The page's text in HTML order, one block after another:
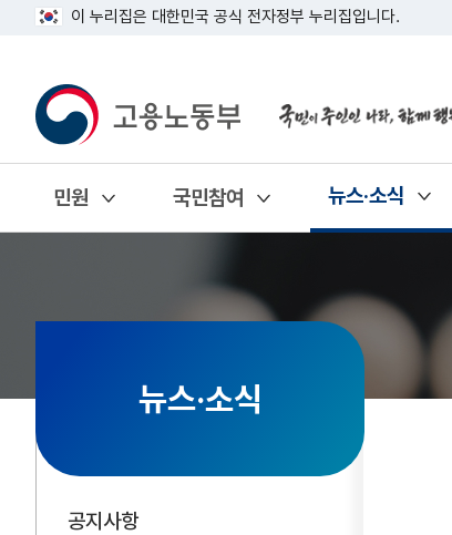
이 누리집은 대한민국 공식 전자정부 누리집입니다.
민원
열기
국민참여
열기
뉴스·소식
열기
뉴스·소식
공지사항